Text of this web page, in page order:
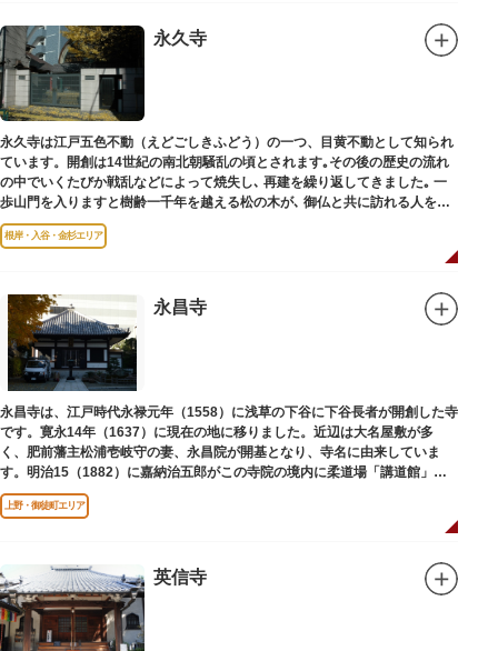
永久寺
永久寺は江戸五色不動（えどごしきふどう）の一つ、目黄不動として知られ
ています。開創は14世紀の南北朝騒乱の頃とされます｡その後の歴史の流れ
の中でいくたびか戦乱などによって焼失し､ 再建を繰り返してきました｡ 一
歩山門を入りますと樹齢一千年を越える松の木が､ 御仏と共に訪れる人を静
かに迎えています｡
根岸・入谷・金杉エリア
永昌寺
永昌寺は、江戸時代永禄元年（1558）に浅草の下谷に下谷長者が開創した寺
です。寛永14年（1637）に現在の地に移りました。近辺は大名屋敷が多
く、肥前藩主松浦壱岐守の妻、永昌院が開基となり、寺名に由来していま
す。明治15（1882）に嘉納治五郎がこの寺院の境内に柔道場「講道館」を
設立しました。
上野・御徒町エリア
英信寺